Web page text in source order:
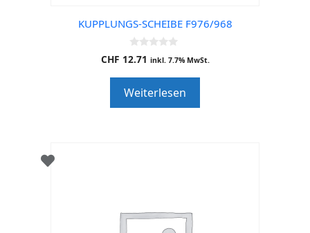
KUPPLUNGS-SCHEIBE F976/968
0
o
o
f
5
CHF 12.71 inkl. 7.7% MwSt.
Weiterlesen